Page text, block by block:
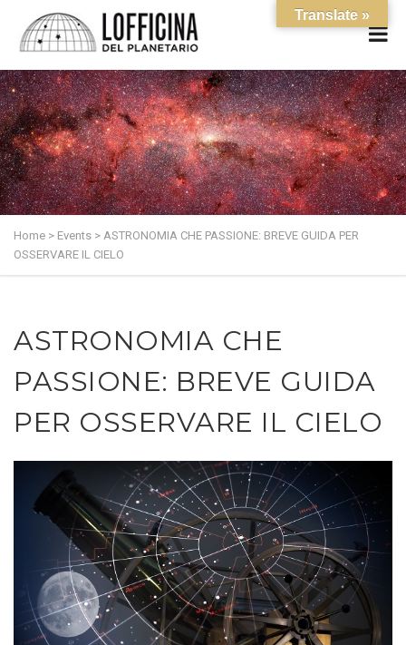
Home > Events > ASTRONOMIA CHE PASSIONE: BREVE GUIDA PER
OSSERVARE IL CIELO
ASTRONOMIA CHE
PASSIONE: BREVE GUIDA
PER OSSERVARE IL CIELO
Translate »